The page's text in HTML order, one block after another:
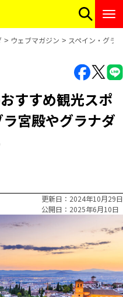
ウェブマガジン スペイン・グラ
すすめ観光スポ
宮殿やグラナダ
更新日
2024年10月29日
公開日
2025年6月10日